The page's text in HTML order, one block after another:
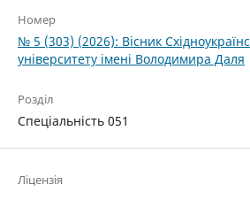
Номер
№ 5 (303) (2026): Вісник
університету імені Володимира Даля
Розділ
Спеціальність 051
Ліцензія